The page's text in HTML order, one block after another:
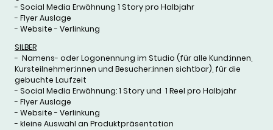
- Social Media Erwähnung 1 Story pro Halbjahr
- Flyer Auslage
- Website - Verlinkung
SILBER
- Namens- oder Logonennung im Studio (für alle Kund:innen,
Kursteilnehmer:innen und Besucher:innen sichtbar), für die
gebuchte Laufzeit
- Social Media Erwähnung: 1 Story und 1 Reel pro Halbjahr
- Flyer Auslage
- Website - Verlinkung
- kleine Auswahl an Produktpräsentation